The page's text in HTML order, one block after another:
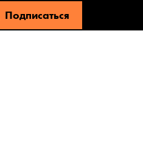
Подписаться